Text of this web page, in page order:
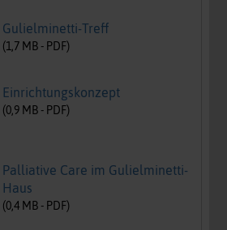
Gulielminetti-Treff
(1,7 MB - PDF)
Einrichtungskonzept
(0,9 MB - PDF)
Palliative Care im Gulielminetti-
Haus
(0,4 MB - PDF)